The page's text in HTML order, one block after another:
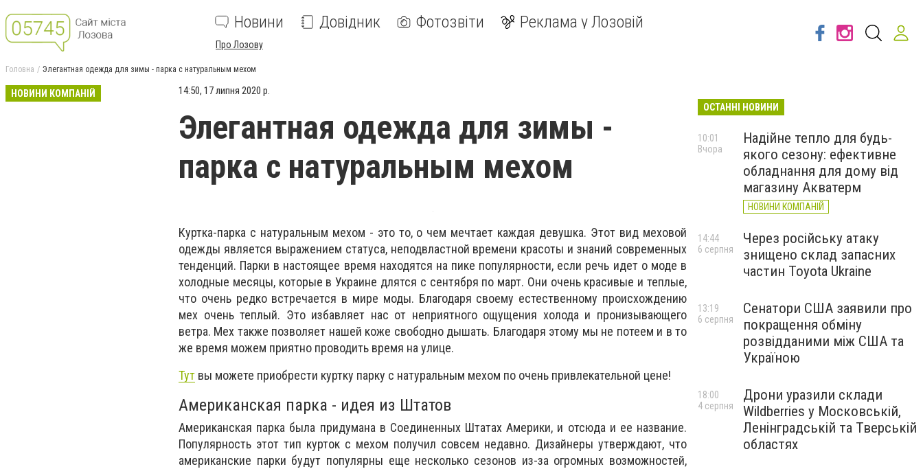
Новини Довідник Фотозвіти Реклама у Лозовій
Про Лозову
Головна Элегантная одежда для зимы - парка с натуральным мехом
НОВИНИ КОМПАНІЙ 14:50, 17 липня 2020 р.
Элегантная одежда для зимы -
парка с натуральным мехом
Куртка-парка с натуральным мехом - это то, о чем мечтает каждая девушка. Этот вид меховой
одежды является выражением статуса, неподвластной времени красоты и знаний современных
тенденций. Парки в настоящее время находятся на пике популярности, если речь идет о моде в
холодные месяцы, которые в Украине длятся с сентября по март. Они очень красивые и теплые,
что очень редко встречается в мире моды. Благодаря своему естественному происхождению
мех очень теплый. Это избавляет нас от неприятного ощущения холода и пронизывающего
ветра. Мех также позволяет нашей коже свободно дышать. Благодаря этому мы не потеем и в то
же время можем приятно проводить время на улице.
Тут вы можете приобрести куртку парку с натуральным мехом по очень привлекательной цене!
Американская парка - идея из Штатов
Американская парка была придумана в Соединенных Штатах Америки, и отсюда и ее название.
Популярность этот тип курток с мехом получил совсем недавно. Дизайнеры утверждают, что
американские парки будут популярны еще несколько сезонов из-за огромных возможностей,
ОСТАННІ НОВИНИ
Надійне тепло для будь-
якого сезону: ефективне
обладнання для дому від
магазину Акватерм
НОВИНИ КОМПАНІЙ
10:01
Вчора
Через російську атаку
знищено склад запасних
частин Toyota Ukraine
14:44
6 серпня
Сенатори США заявили про
покращення обміну
розвідданими між США та
Україною
13:19
6 серпня
Дрони уразили склади
Wildberries у Московській,
Ленінградській та Тверській
областях
18:00
4 серпня